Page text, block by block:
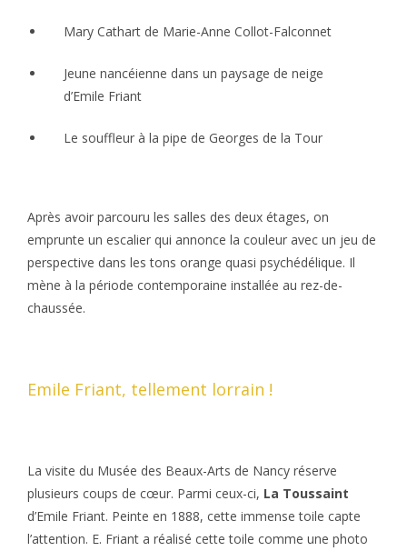
Mary Cathart de Marie-Anne Collot-Falconnet
Jeune nancéienne dans un paysage de neige
d’Emile Friant
Le souffleur à la pipe de Georges de la Tour
Après avoir parcouru les salles des deux étages, on
emprunte un escalier qui annonce la couleur avec un jeu de
perspective dans les tons orange quasi psychédélique. Il
mène à la période contemporaine installée au rez-de-
chaussée.
Emile Friant, tellement lorrain !
La visite du Musée des Beaux-Arts de Nancy réserve
plusieurs coups de cœur. Parmi ceux-ci, La Toussaint
d’Emile Friant. Peinte en 1888, cette immense toile capte
l’attention. E. Friant a réalisé cette toile comme une photo